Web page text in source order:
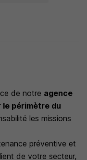
de notre agence
périmètre du
les missions
préventive et
de votre secteur,